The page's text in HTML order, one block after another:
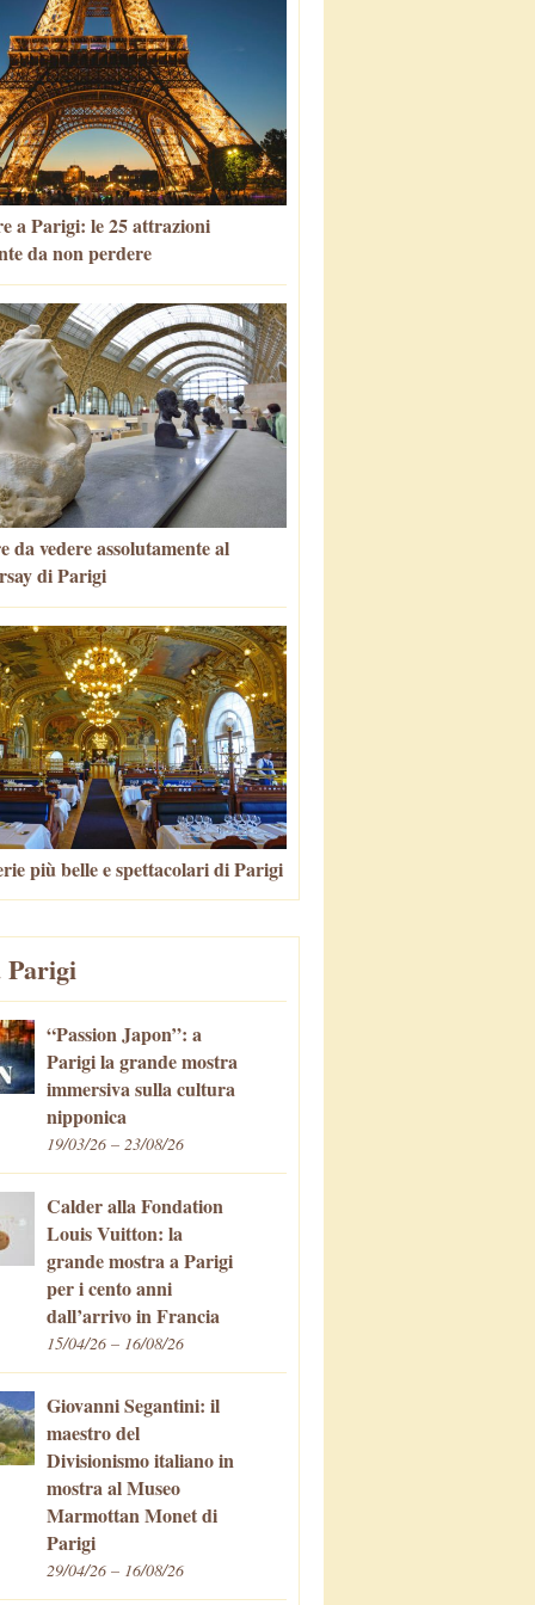
a Parigi: le 25 attrazioni
da non perdere
da vedere assolutamente al
di Parigi
più belle e spettacolari di Parigi
Parigi
“Passion Japon”: a
Parigi la grande mostra
immersiva sulla cultura
nipponica
19/03/26 – 23/08/26
Calder alla Fondation
Louis Vuitton: la
grande mostra a Parigi
per i cento anni
dall’arrivo in Francia
15/04/26 – 16/08/26
Giovanni Segantini: il
maestro del
Divisionismo italiano in
mostra al Museo
Marmottan Monet di
Parigi
29/04/26 – 16/08/26